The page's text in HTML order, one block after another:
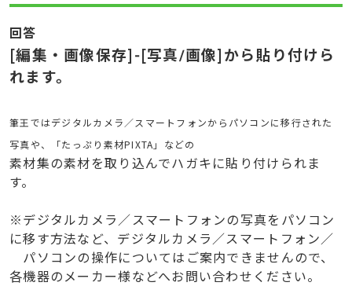
回答
[編集・画像保存]-[写真/画像]から貼り付けら
れます。
筆王ではデジタルカメラ／スマートフォンからパソコンに移行された
写真や、「たっぷり素材PIXTA」などの
素材集の素材を取り込んでハガキに貼り付けられま
す。
※デジタルカメラ／スマートフォンの写真をパソコン
に移す方法など、デジタルカメラ／スマートフォン／
パソコンの操作についてはご案内できませんので、
各機器のメーカー様などへお問い合わせください。